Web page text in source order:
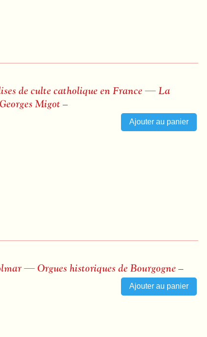
de culte catholique en France — La
Migot –
— Orgues historiques de Bourgogne –